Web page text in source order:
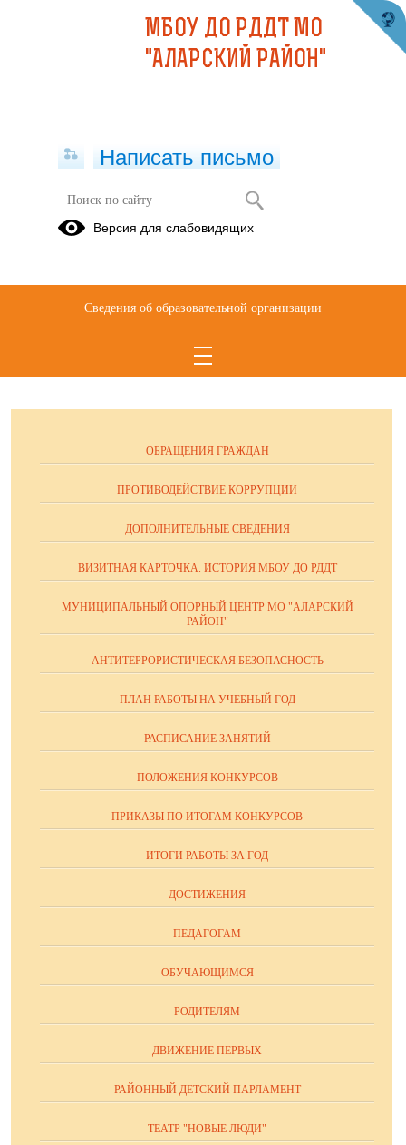
коллектив "Дружба народов"
Коллектив "Дружба народов"
ОБРАЩЕНИЯ ГРАЖДАН
ПРОТИВОДЕЙСТВИЕ КОРРУПЦИИ
ДОПОЛНИТЕЛЬНЫЕ СВЕДЕНИЯ
ВИЗИТНАЯ КАРТОЧКА. ИСТОРИЯ МБОУ ДО РДДТ
МУНИЦИПАЛЬНЫЙ ОПОРНЫЙ ЦЕНТР МО "АЛАРСКИЙ
РАЙОН"
АНТИТЕРРОРИСТИЧЕСКАЯ БЕЗОПАСНОСТЬ
ПЛАН РАБОТЫ НА УЧЕБНЫЙ ГОД
РАСПИСАНИЕ ЗАНЯТИЙ
ПОЛОЖЕНИЯ КОНКУРСОВ
ПРИКАЗЫ ПО ИТОГАМ КОНКУРСОВ
ИТОГИ РАБОТЫ ЗА ГОД
ДОСТИЖЕНИЯ
ПЕДАГОГАМ
ОБУЧАЮЩИМСЯ
РОДИТЕЛЯМ
ДВИЖЕНИЕ ПЕРВЫХ
РАЙОННЫЙ ДЕТСКИЙ ПАРЛАМЕНТ
ТЕАТР "НОВЫЕ ЛЮДИ"
МБОУ ДО РДДТ МО
"АЛАРСКИЙ РАЙОН"
Написать письмо
Версия для слабовидящих
Сведения об образовательной организации